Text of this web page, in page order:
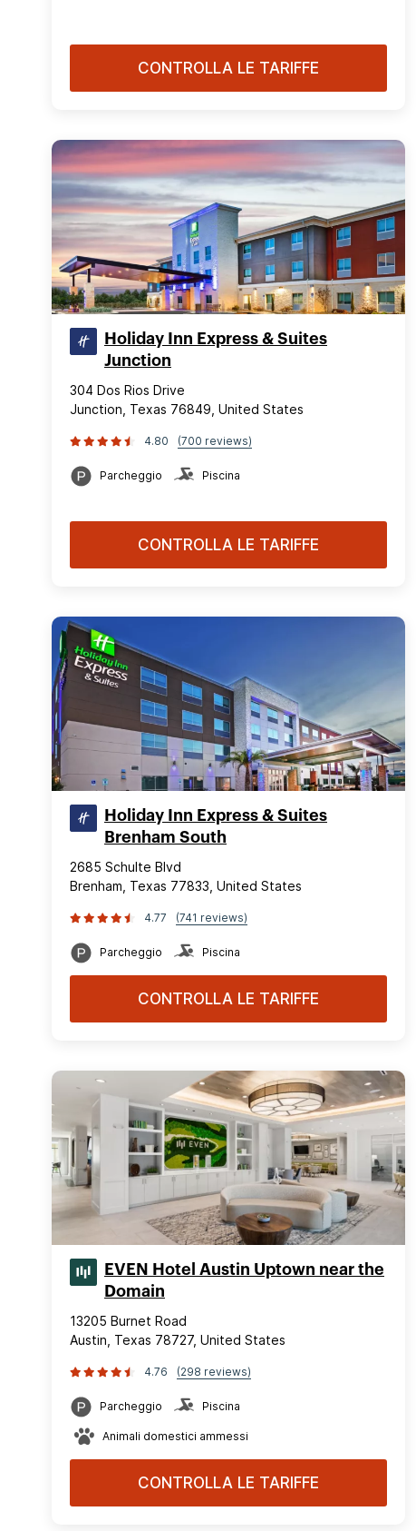
CONTROLLA LE TARIFFE
Holiday Inn Express & Suites
Junction
304 Dos Rios Drive
Junction, Texas 76849, United States
4.80 (700 reviews)
Parcheggio Piscina
CONTROLLA LE TARIFFE
Holiday Inn Express & Suites
Brenham South
2685 Schulte Blvd
Brenham, Texas 77833, United States
4.77 (741 reviews)
Parcheggio Piscina
CONTROLLA LE TARIFFE
EVEN Hotel Austin Uptown near the
Domain
13205 Burnet Road
Austin, Texas 78727, United States
4.76 (298 reviews)
Parcheggio Piscina
Animali domestici ammessi
CONTROLLA LE TARIFFE